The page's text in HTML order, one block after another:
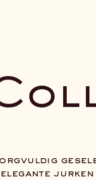
elegante